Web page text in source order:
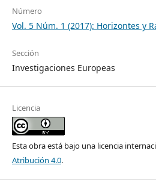
Número
Vol. 5 Núm. 1 (2017): Horizontes y
Sección
Investigaciones Europeas
Licencia
Esta obra está bajo una licencia
Atribución 4.0.